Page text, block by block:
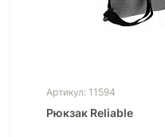
Артикул: 11594
Рюкзак Reliable